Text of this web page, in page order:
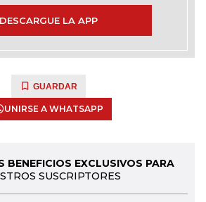
DESCARGUE LA APP
GUARDAR
UNIRSE A WHATSAPP
BENEFICIOS EXCLUSIVOS PARA
SUSCRIPTORES